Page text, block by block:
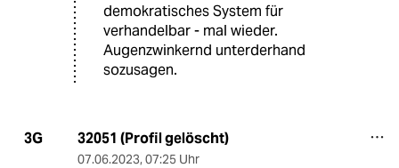
demokratisches System für
verhandelbar - mal wieder.
Augenzwinkernd unterderhand
sozusagen.
3G 32051 (Profil gelöscht)
07.06.2023, 07:25 Uhr